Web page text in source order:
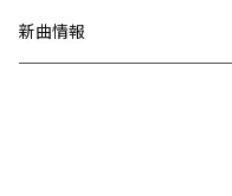
新曲情報